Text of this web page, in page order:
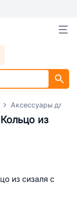
Аксессуары для
из